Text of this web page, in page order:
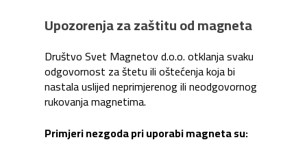
Upozorenja za zaštitu od magneta
Društvo Svet Magnetov d.o.o. otklanja svaku
odgovornost za štetu ili oštećenja koja bi
nastala uslijed neprimjerenog ili neodgovornog
rukovanja magnetima.
Primjeri nezgoda pri uporabi magneta su: